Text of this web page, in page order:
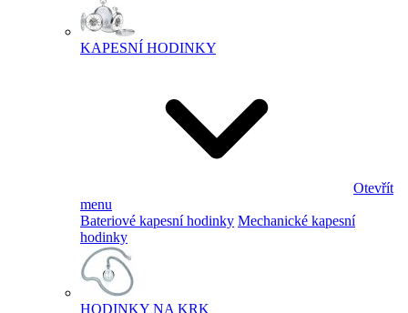
KAPESNÍ HODINKY
Otevřít
menu
Bateriové kapesní hodinky Mechanické kapesní
hodinky
HODINKY NA KRK